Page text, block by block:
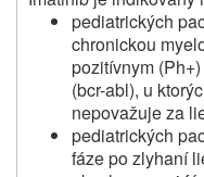
pediatrických
chronickou
pozitívnym
(bcr-abl), u
nepovažuje za
pediatrických
fáze po zlyhaní